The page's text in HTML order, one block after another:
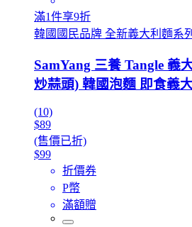
滿1件享9折
韓國國民品牌 全新義大利麵系列
SamYang 三養 Tangle 義
炒蒜頭) 韓國泡麵 即食義
(10)
$89
(售價已折)
$99
折價券
P幣
滿額贈